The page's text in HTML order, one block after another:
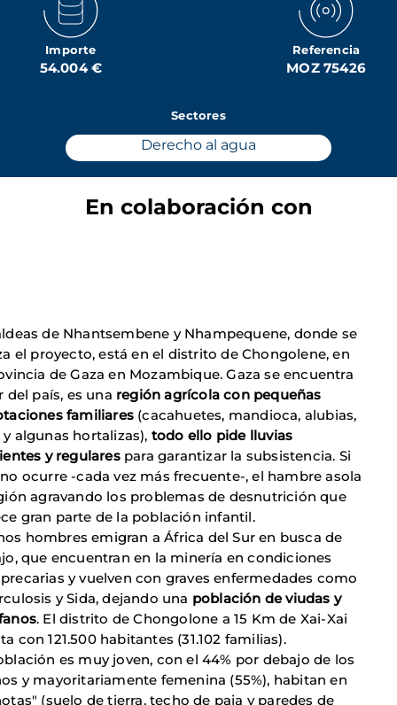
Importe
54.004 €
Referencia
MOZ 75426
Sectores
Derecho al agua
En colaboración con
de Nhantsembene y Nhampequene, donde se
el proyecto, está en el distrito de Chongolene, en
de Gaza en Mozambique. Gaza se encuentra
del país, es una región agrícola con pequeñas
familiares (cacahuetes, mandioca, alubias,
algunas hortalizas), todo ello pide lluvias
y regularespara garantizar la subsistencia. Si
ocurre -cada vez más frecuente-, el hambre asola
agravando los problemas de desnutrición que
gran parte de la población infantil.
hombres emigran a África del Sur en busca de
que encuentran en la minería en condiciones
y vuelven con graves enfermedades como
y Sida, dejando una población de viudas y
. El distrito de Chongolone a 15 Km de Xai-Xai
con 121.500 habitantes (31.102 familias).
es muy joven, con el 44% por debajo de los
y mayoritariamente femenina (55%), habitan en
(suelo de tierra, techo de paja y paredes de